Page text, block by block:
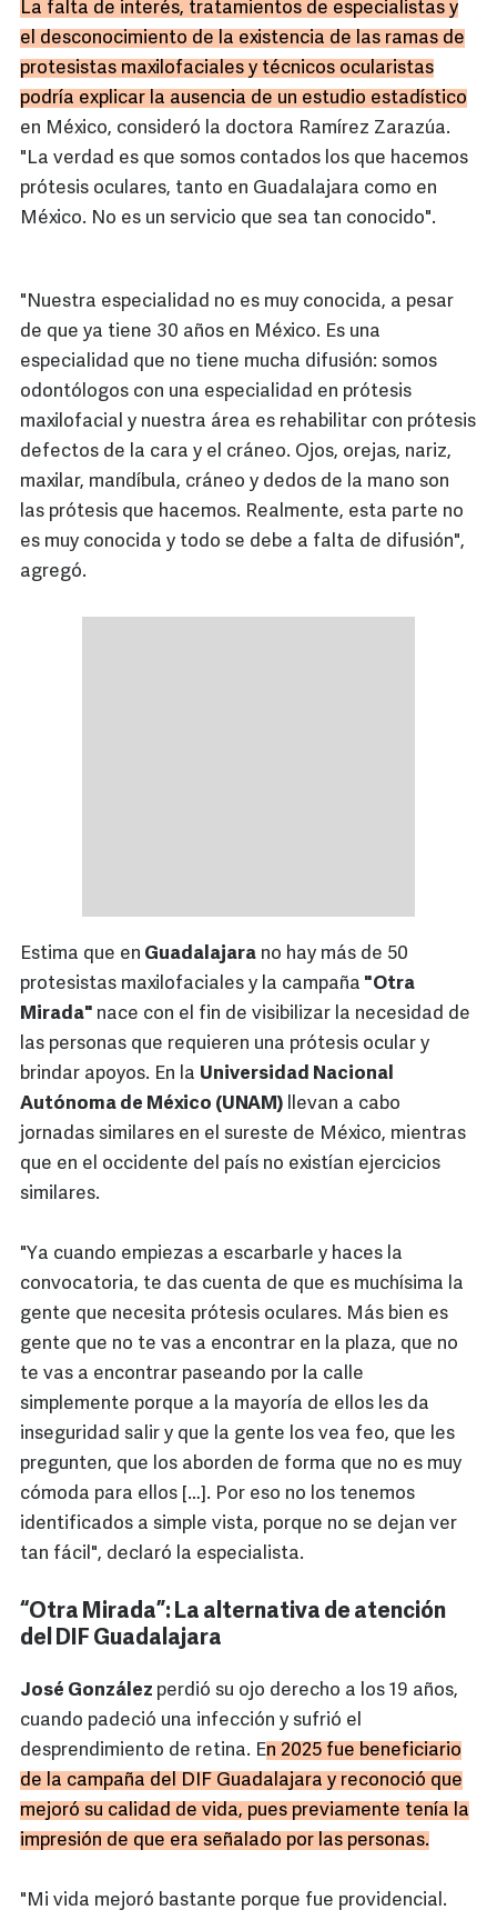
La falta de interés, tratamientos de especialistas y
el desconocimiento de la existencia de las ramas de
protesistas maxilofaciales y técnicos ocularistas
podría explicar la ausencia de un estudio estadístico
en México, consideró la doctora Ramírez Zarazúa.
"La verdad es que somos contados los que hacemos
prótesis oculares, tanto en Guadalajara como en
México. No es un servicio que sea tan conocido".
"Nuestra especialidad no es muy conocida, a pesar
de que ya tiene 30 años en México. Es una
especialidad que no tiene mucha difusión: somos
odontólogos con una especialidad en prótesis
maxilofacial y nuestra área es rehabilitar con prótesis
defectos de la cara y el cráneo. Ojos, orejas, nariz,
maxilar, mandíbula, cráneo y dedos de la mano son
las prótesis que hacemos. Realmente, esta parte no
es muy conocida y todo se debe a falta de difusión",
agregó.
Estima que en Guadalajara no hay más de 50
protesistas maxilofaciales y la campaña "Otra
Mirada" nace con el fin de visibilizar la necesidad de
las personas que requieren una prótesis ocular y
brindar apoyos. En la Universidad Nacional
Autónoma de México (UNAM) llevan a cabo
jornadas similares en el sureste de México, mientras
que en el occidente del país no existían ejercicios
similares.
"Ya cuando empiezas a escarbarle y haces la
convocatoria, te das cuenta de que es muchísima la
gente que necesita prótesis oculares. Más bien es
gente que no te vas a encontrar en la plaza, que no
te vas a encontrar paseando por la calle
simplemente porque a la mayoría de ellos les da
inseguridad salir y que la gente los vea feo, que les
pregunten, que los aborden de forma que no es muy
cómoda para ellos […]. Por eso no los tenemos
identificados a simple vista, porque no se dejan ver
tan fácil", declaró la especialista.
“Otra Mirada”: La alternativa de atención
del DIF Guadalajara
José González perdió su ojo derecho a los 19 años,
cuando padeció una infección y sufrió el
desprendimiento de retina. En 2025 fue beneficiario
de la campaña del DIF Guadalajara y reconoció que
mejoró su calidad de vida, pues previamente tenía la
impresión de que era señalado por las personas.
"Mi vida mejoró bastante porque fue providencial.